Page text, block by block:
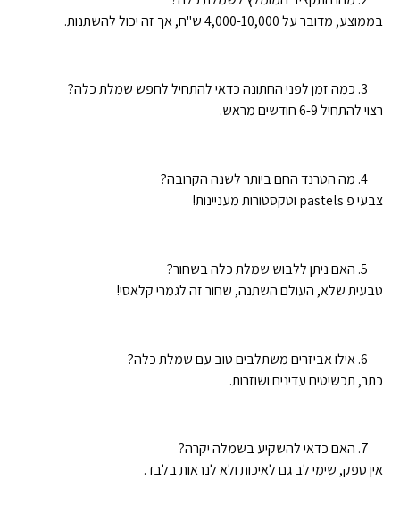
בממוצע, מדובר על 4,000-10,000 ש"ח, אך זה יכול להשתנות.
כמה זמן לפני החתונה כדאי להתחיל לחפש שמלת כלה?
רצוי להתחיל 6-9 חודשים מראש.
מה הטרנד החם ביותר לשנה הקרובה?
צבעי פ pastels וטקסטורות מעניינות!
האם ניתן ללבוש שמלת כלה בשחור?
טבעית שלא, העולם השתנה, שחור זה לגמרי קלאסי!
אילו אביזרים משתלבים טוב עם שמלת כלה?
כתר, תכשיטים עדינים ושוזרות.
האם כדאי להשקיע בשמלה יקרה?
אין ספק, שימי לב גם לאיכות ולא לנראות בלבד.